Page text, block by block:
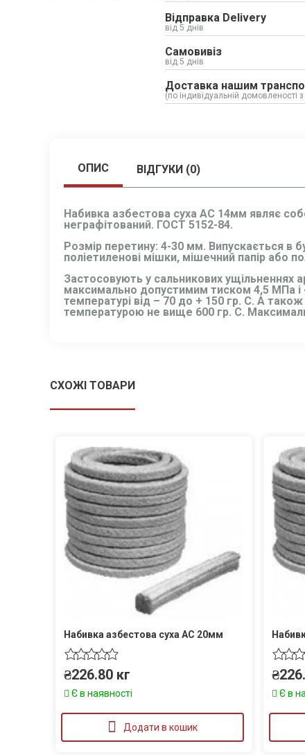
Відправка Delivery
від 5 днів
Самовивіз
від 5 днів
Доставка нашим
(по індивідуальній домовленості
ОПИС ВІДГУКИ (0)
Набивка азбестова суха АС 14мм являє
неграфітований. ГОСТ 5152-84.
Розмір перетину: 4-30 мм. Випускається в
поліетиленові мішки, мішечний папір або
Застосовують у сальникових
максимально допустимим тиском 4,5 МПа і
температурі від – 70 до + 150 гр. С. А
температурою не вище 600 гр. С.
СХОЖІ ТОВАРИ
Набивка азбестова суха АС 20мм
₴226.80 кг
Є в наявності
Додати в кошик
₴
Є в